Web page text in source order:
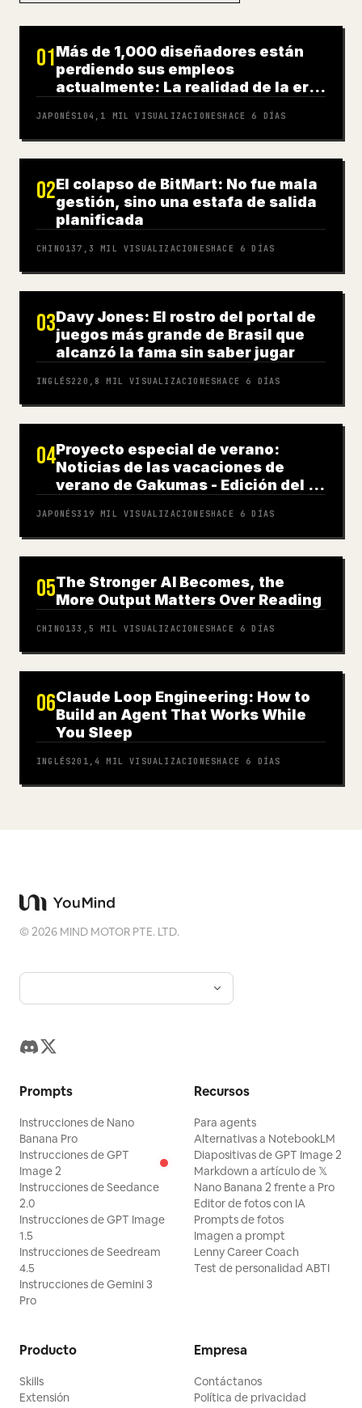
01Más de 1,000 diseñadores están
perdiendo sus empleos
actualmente: La realidad de la era
JAPONÉS104,1 MIL VISUALIZACIONESHACE 6 DÍAS
02El colapso de BitMart: No fue mala
gestión, sino una estafa de salida
planificada
CHINO 137,3 MIL VISUALIZACIONESHACE 6 DÍAS
03Davy Jones: El rostro del portal de
juegos más grande de Brasil que
alcanzó la fama sin saber jugar
INGLÉS220,8 MIL VISUALIZACIONESHACE 6 DÍAS
04Proyecto especial de verano:
Noticias de las vacaciones de
verano de Gakumas - Edición del 31
JAPONÉS319 MIL VISUALIZACIONESHACE 6 DÍAS
05The Stronger AI Becomes, the
More Output Matters Over Reading
CHINO 133,5 MIL VISUALIZACIONESHACE 6 DÍAS
06Claude Loop Engineering: How to
Build an Agent That Works While
You Sleep
INGLÉS201,4 MIL VISUALIZACIONESHACE 6 DÍAS
©2026 MIND MOTOR PTE. LTD.
Prompts
Instrucciones de Nano
Banana Pro
Instrucciones de GPT
Image 2
Instrucciones de Seedance
2.0
Instrucciones de GPT Image
1.5
Instrucciones de Seedream
4.5
Instrucciones de Gemini 3
Pro
Recursos
Para agents
Alternativas a NotebookLM
Diapositivas de GPT Image 2
Markdown a artículo de 𝕏
Nano Banana 2 frente a Pro
Editor de fotos con IA
Prompts de fotos
Imagen a prompt
Lenny Career Coach
Test de personalidad ABTI
Producto
Skills
Extensión
Empresa
Contáctanos
Política de privacidad